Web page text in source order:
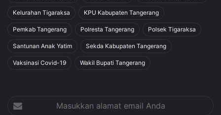
Kelurahan Tigaraksa KPU Kabupaten Tangerang
Pemkab Tangerang Polresta Tangerang Polsek Tigaraksa
Santunan Anak Yatim Sekda Kabupaten Tangerang
Vaksinasi Covid-19 Wakil Bupati Tangerang
alamat